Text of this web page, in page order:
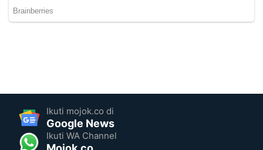
Ikuti mojok.co di
Google News
Ikuti WA Channel